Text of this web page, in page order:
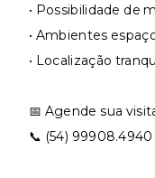
• Possibilidade de
• Ambientes
• Localização
📅 Agende sua
📞 (54) 99908.4940